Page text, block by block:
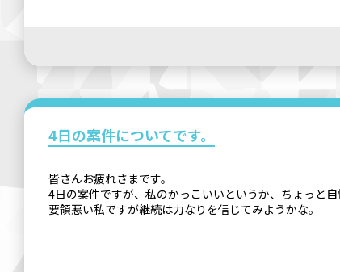
4日の案件についてです。
皆さんお疲れさまです。
4日の案件ですが、私のかっこいいというか、ちょっと
要領悪い私ですが継続は力なりを信じてみようかな。